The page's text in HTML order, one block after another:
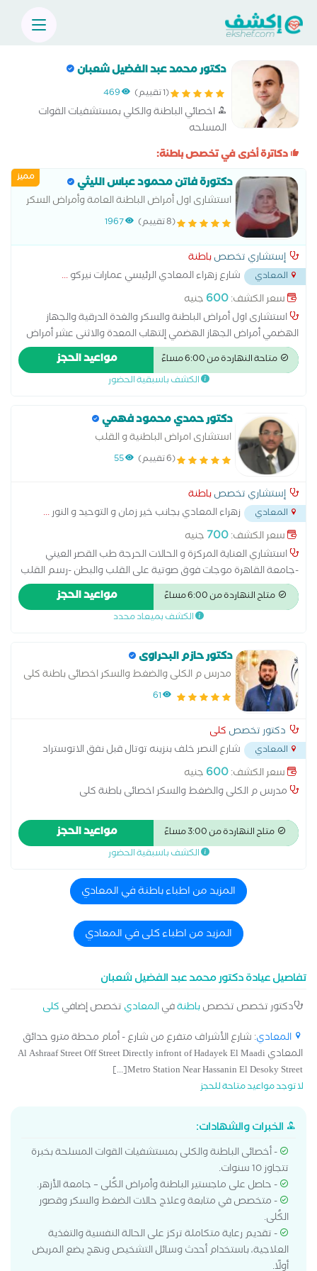
دكتور محمد عبد الفضيل شعبان
(1 تقييم) 469
اخصائي الباطنة والكلي بمستشفيات القوات
المسلحه
دكاترة أخرى في تخصص باطنة:
مميز دكتورة فاتن محمود عباس الليثي
استشارى اول أمراض الباطنة العامة وأمراض السكر
والجهاز الهضمي
(8 تقييم) 1967
إستشاري تخصصباطنة
المعادي شارع زهراء المعادي الرئيسي عمارات نيركو...
سعر الكشف:600 جنيه
استشارى اول أمراض الباطنة والسكر والغدة الدرقية والجهاز
الهضمي أمراض الجهاز الهضمي إلتهاب المعدة والاثنى عشر أمراض
ضغط الدم الأمراض المعدية علاج الكوليسترول علاج امراض السكر
علاج أمراض الغدة الدرقية سونار البطن والحوض رسم القلب
متاحة النهاردة من 6:00 مساءً مواعيد الحجز
الكشف باسبقية الحضور
دكتور حمدي محمود فهمي
استشارى امراض الباطنية و القلب
(6 تقييم) 55
إستشاري تخصصباطنة
المعادي زهراء المعادي بجانب خير زمان و التوحيد و النور...
سعر الكشف:700 جنيه
استشاري العناية المركزة و الحالات الحرجة طب القصر العيني
-جامعة القاهرة موجات فوق صوتية على القلب والبطن -رسم القلب
استاذ واستشاري العناية للمركزة وللحالات الحرجة بالقصر العيني ،
سنوات الخبرة 26 سنة ، دكتوراة امراض باطنية والقلب والعناية
المركزة والحلات الحرجة
متاح النهاردة من 6:00 مساءً مواعيد الحجز
الكشف بميعاد محدد
دكتور حازم البحراوى
مدرس م الكلى والضغط والسكر اخصائى باطنة كلى
61
دكتور تخصص كلى
المعادي
شارع النصر خلف بنزينه توتال قبل نفق الاتوستراد
سعر الكشف:600 جنيه
مدرس م الكلى والضغط والسكر اخصائى باطنة كلى
متاح النهاردة من 3:00 مساءً مواعيد الحجز
الكشف باسبقية الحضور
المزيد من اطباء باطنة في المعادي
المزيد من اطباء كلى في المعادي
تفاصيل عيادة دكتور محمد عبد الفضيل شعبان
دكتور تخصص تخصصباطنةفيالمعادي تخصص إضافي كلى
المعادي: شارع الأشراف متفرع من شارع - أمام محطة مترو حدائق
المعادي Al Ashraaf Street Off Street Directly infront of Hadayek El Maadi
Metro Station Near Hassanin El Desoky Street[...]
لا توجد مواعيد متاحة للحجز
الخبرات والشهادات:
- أخصائى الباطنة والكلى بمستشفيات القوات المسلحة بخبرة
تتجاوز 10 سنوات.
- حاصل على ماجستير الباطنة وأمراض الكُلى – جامعة الأزهر.
- متخصص في متابعة وعلاج حالات الضغط والسكر وقصور
الكُلى.
- تقديم رعاية متكاملة تركز على الحالة النفسية والتغذية
العلاجية، باستخدام أحدث وسائل التشخيص ونهج يضع المريض
أولًا.